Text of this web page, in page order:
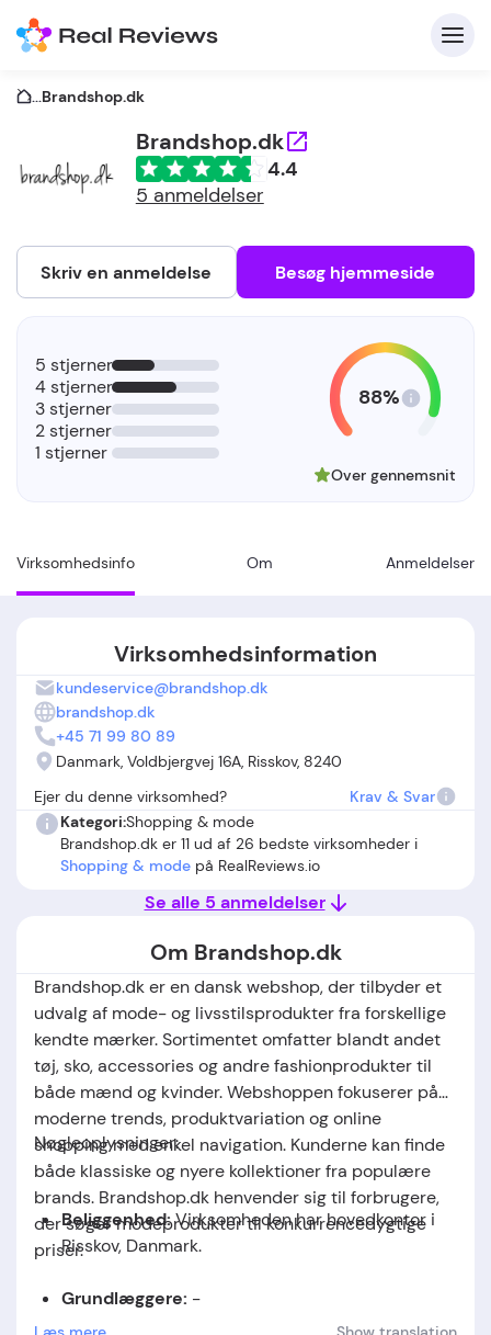
...Brandshop.dk
Brandshop.dk
4.4
5 anmeldelser
Skriv en anmeldelse Besøg hjemmeside
Virksomhedsinfo Om Anmeldelser
5 stjerner
4 stjerner
3 stjerner
2 stjerner
1 stjerner
88%
Over gennemsnit
Virksomhedsinformation
kundeservice@brandshop.dk
brandshop.dk
+45 71 99 80 89
Danmark, Voldbjergvej 16A, Risskov, 8240
Ejer du denne virksomhed?
Krav & Svar
Kategori:Shopping & mode
Brandshop.dk er 11 ud af 26 bedste virksomheder i
Shopping & mode på RealReviews.io
Se alle 5 anmeldelser
Om Brandshop.dk
Brandshop.dk er en dansk webshop, der tilbyder et
udvalg af mode- og livsstilsprodukter fra forskellige
kendte mærker. Sortimentet omfatter blandt andet
tøj, sko, accessories og andre fashionprodukter til
både mænd og kvinder. Webshoppen fokuserer på
moderne trends, produktvariation og online
shopping med enkel navigation. Kunderne kan finde
både klassiske og nyere kollektioner fra populære
brands. Brandshop.dk henvender sig til forbrugere,
der søger modeprodukter til konkurrencedygtige
priser.
Nøgleoplysninger:
Beliggenhed:Virksomheden har hovedkontor i
Risskov, Danmark.
Grundlæggere: -